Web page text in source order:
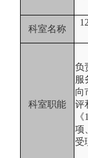
科室名称
科室职能
负
服
向
评
项
受